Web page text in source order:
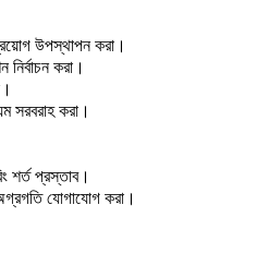
উপস্থাপন করা।
করা।
সরবরাহ করা।
শর্ত প্রস্তাব।
যোগাযোগ করা।